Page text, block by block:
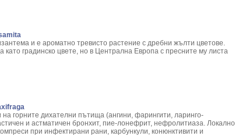
Officinale
vernalis L.
officinale
обичниче
Officinale L.
и е ароматно тревисто растение с дребни жълти цветове.
като градинско цвете, но в Централна Европа с пресните му листа
на горните дихателни пътища (ангини, фарингити, ларинго-
и астматичен бронхит, пие-лонефрит, нефролитиаза. Локално
при инфектирани рани, карбункули, конюнктивити и